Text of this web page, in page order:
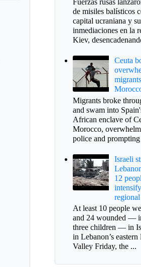
elecciones de revocatoria
Fuerzas rusas
de misiles balísticos
capital ucraniana y
inmediaciones en la
Kiev,
Ceuta
Migrants broke
and swam into
African enclave of
Morocco,
police and
Israeli
12
At least 10 people
and 24 wounded —
three children — in
in Lebanon’s eastern
Valley Friday, the ...